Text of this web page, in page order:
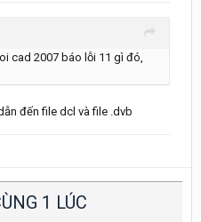
cad 2007 báo lỗi 11 gì đó,
đến file dcl và file .dvb
1 LÚC